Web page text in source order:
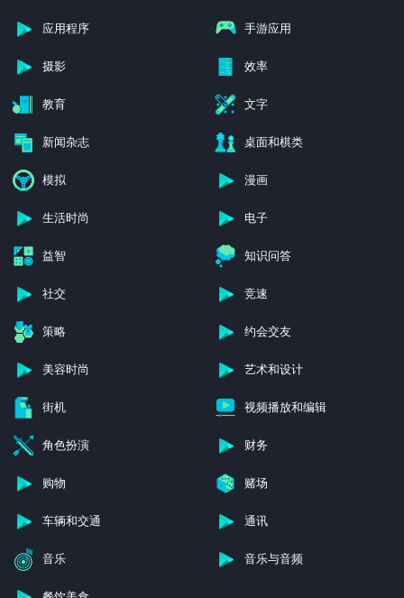
应用程序 手游应用
摄影 效率
教育 文字
新闻杂志 桌面和棋类
模拟 漫画
生活时尚 电子
益智 知识问答
社交 竞速
策略 约会交友
美容时尚 艺术和设计
街机 视频播放和编辑
角色扮演 财务
购物 赌场
车辆和交通 通讯
音乐 音乐与音频